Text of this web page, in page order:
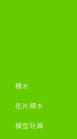
積木
花片積木
模型玩具